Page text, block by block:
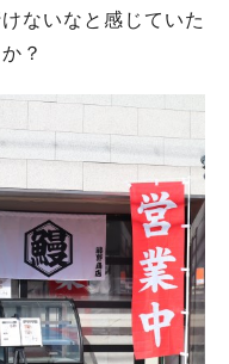
ないなと感じていた
？